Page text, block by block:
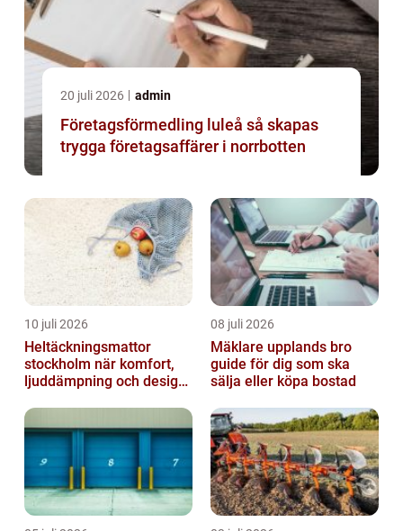
20 juli 2026 admin
Företagsförmedling luleå så skapas
trygga företagsaffärer i norrbotten
10 juli 2026
Heltäckningsmattor
stockholm när komfort,
ljuddämpning och design
08 juli 2026
Mäklare upplands bro
guide för dig som ska
sälja eller köpa bostad